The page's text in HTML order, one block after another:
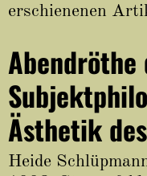
erschienenen
Abendröthe
Ästhetik
Heide